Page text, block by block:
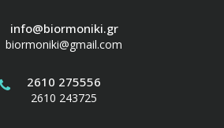
info@biormoniki.gr
biormoniki@gmail.com
2610 275556
2610 243725